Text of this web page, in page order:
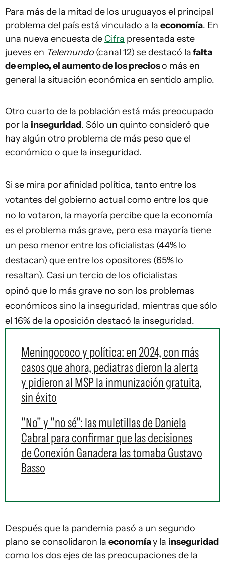
Para más de la mitad de los uruguayos el principal
problema del país está vinculado a la economía. En
una nueva encuesta de Cifra presentada este
jueves en Telemundo (canal 12) se destacó lafalta
de empleo, el aumento de los precioso más en
general la situación económica en sentido amplio.
Otro cuarto de la población está más preocupado
por la inseguridad. Sólo un quinto consideró que
hay algún otro problema de más peso que el
económico o que la inseguridad.
Si se mira por afinidad política, tanto entre los
votantes del gobierno actual como entre los que
no lo votaron, la mayoría percibe que la economía
es el problema más grave, pero esa mayoría tiene
un peso menor entre los oficialistas (44% lo
destacan) que entre los opositores (65% lo
resaltan). Casi un tercio de los oficialistas
opinó que lo más grave no son los problemas
económicos sino la inseguridad, mientras que sólo
el 16% de la oposición destacó la inseguridad.
Meningococo y política: en 2024, con más
casos que ahora, pediatras dieron la alerta
y pidieron al MSP la inmunización gratuita,
sin éxito
"No" y "no sé": las muletillas de Daniela
Cabral para confirmar que las decisiones
de Conexión Ganadera las tomaba Gustavo
Basso
Después que la pandemia pasó a un segundo
plano se consolidaron la economíay la inseguridad
como los dos ejes de las preocupaciones de la